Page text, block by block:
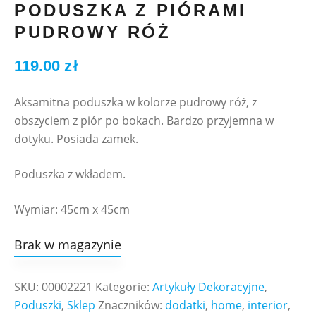
PODUSZKA Z PIÓRAMI
PUDROWY RÓŻ
119.00 zł
Aksamitna poduszka w kolorze pudrowy róż, z
obszyciem z piór po bokach. Bardzo przyjemna w
dotyku. Posiada zamek.
Poduszka z wkładem.
Wymiar: 45cm x 45cm
Brak w magazynie
SKU: 00002221 Kategorie: Artykuły Dekoracyjne,
Poduszki, Sklep Znaczników: dodatki, home, interior,